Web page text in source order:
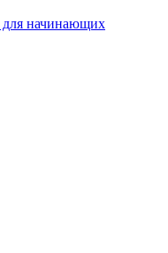
для начинающих